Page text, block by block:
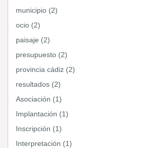
municipio (2)
ocio (2)
paisaje (2)
presupuesto (2)
provincia cádiz (2)
resultados (2)
Asociación (1)
Implantación (1)
Inscripción (1)
Interpretación (1)